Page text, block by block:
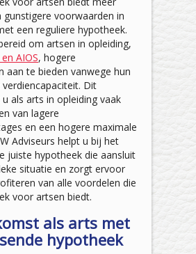
gunstigere voorwaarden in
een reguliere hypotheek.
om artsen in opleiding,
AIOS, hogere
aan te bieden vanwege hun
Dit
als arts in opleiding vaak
van lagere
en een hogere maximale
Adviseurs helpt u bij het
juiste hypotheek die aansluit
situatie en zorgt ervoor
van alle voordelen die
voor artsen biedt.
als arts met
hypotheek